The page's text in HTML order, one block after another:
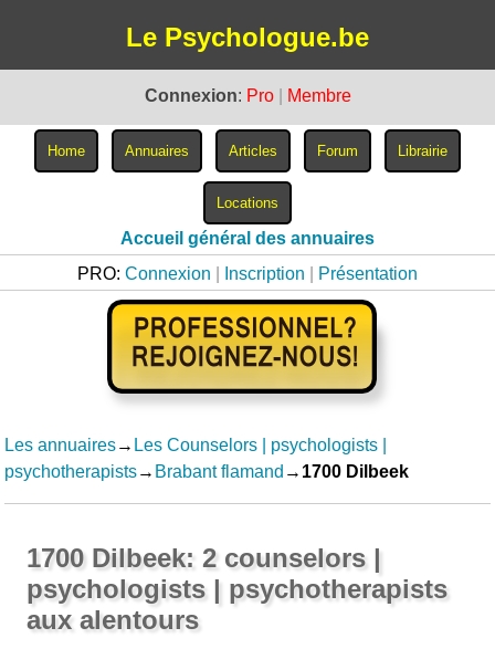
Le Psychologue.be
Connexion: Pro Membre
Accueil général des annuaires
PRO: Connexion Inscription Présentation
Les annuaires→ Les Counselors | psychologists |
psychotherapists→ Brabant flamand → 1700 Dilbeek
1700 Dilbeek: 2 counselors |
psychologists | psychotherapists
aux alentours